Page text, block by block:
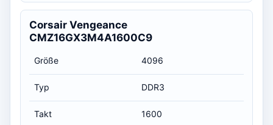
Corsair Vengeance
CMZ16GX3M4A1600C9
Größe 4096
Typ DDR3
Takt 1600